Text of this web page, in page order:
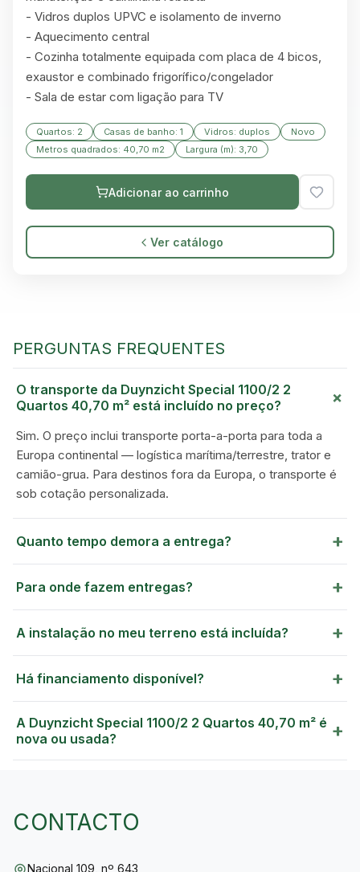
GREEN VILLAGE
MOBILE HOMES
- Vidros duplos UPVC e isolamento de inverno
- Aquecimento central
- Cozinha totalmente equipada com placa de 4 bicos,
exaustor e combinado frigorífico/congelador
- Sala de estar com ligação para TV
Quartos: 2 Casas de banho: 1 Vidros: duplos
Novo
Metros quadrados: 40,70 m2
Largura (m): 3,70
Adicionar ao carrinho
Ver catálogo
PERGUNTAS FREQUENTES
O transporte da Duynzicht Special 1100/2 2
Quartos 40,70 m² está incluído no preço?
+
Sim. O preço inclui transporte porta-a-porta para toda a
Europa continental — logística marítima/terrestre, trator e
camião-grua. Para destinos fora da Europa, o transporte é
sob cotação personalizada.
Quanto tempo demora a entrega? +
Para onde fazem entregas? +
A instalação no meu terreno está incluída? +
Há financiamento disponível? +
A Duynzicht Special 1100/2 2 Quartos 40,70 m² é
nova ou usada?
+
CONTACTO
Nacional 109, nº 643